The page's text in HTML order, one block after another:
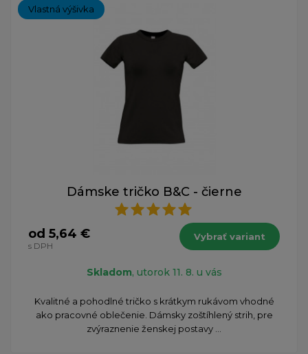
Vlastná výšivka
Dámske tričko B&C - čierne
od 5,64 €
s DPH
Vybrať variant
Skladom, utorok 11. 8. u vás
Kvalitné a pohodlné tričko s krátkym rukávom vhodné
ako pracovné oblečenie. Dámsky zoštíhlený strih, pre
zvýraznenie ženskej postavy ...